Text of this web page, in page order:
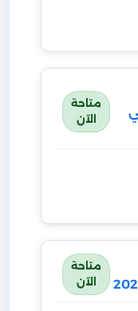
متاحة
الآن
متاحة
الآن